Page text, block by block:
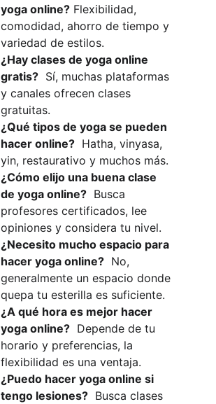
yoga online? Flexibilidad,
comodidad, ahorro de tiempo y
variedad de estilos.
¿Hay clases de yoga online
gratis?
  Sí, muchas plataformas
y canales ofrecen clases
gratuitas.
¿Qué tipos de yoga se pueden
hacer online?
  Hatha, vinyasa,
yin, restaurativo y muchos más.
¿Cómo elijo una buena clase
de yoga online?
  Busca
profesores certificados, lee
opiniones y considera tu nivel.
¿Necesito mucho espacio para
hacer yoga online?
  No,
generalmente un espacio donde
quepa tu esterilla es suficiente.
¿A qué hora es mejor hacer
yoga online?
  Depende de tu
horario y preferencias, la
flexibilidad es una ventaja.
¿Puedo hacer yoga online si
tengo lesiones?
  Busca clases